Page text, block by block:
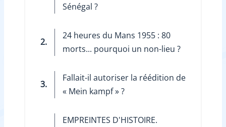
Sénégal ?
2.
24 heures du Mans 1955 : 80
morts... pourquoi un non-lieu ?
3.
Fallait-il autoriser la réédition de
« Mein kampf » ?
EMPREINTES D'HISTOIRE.